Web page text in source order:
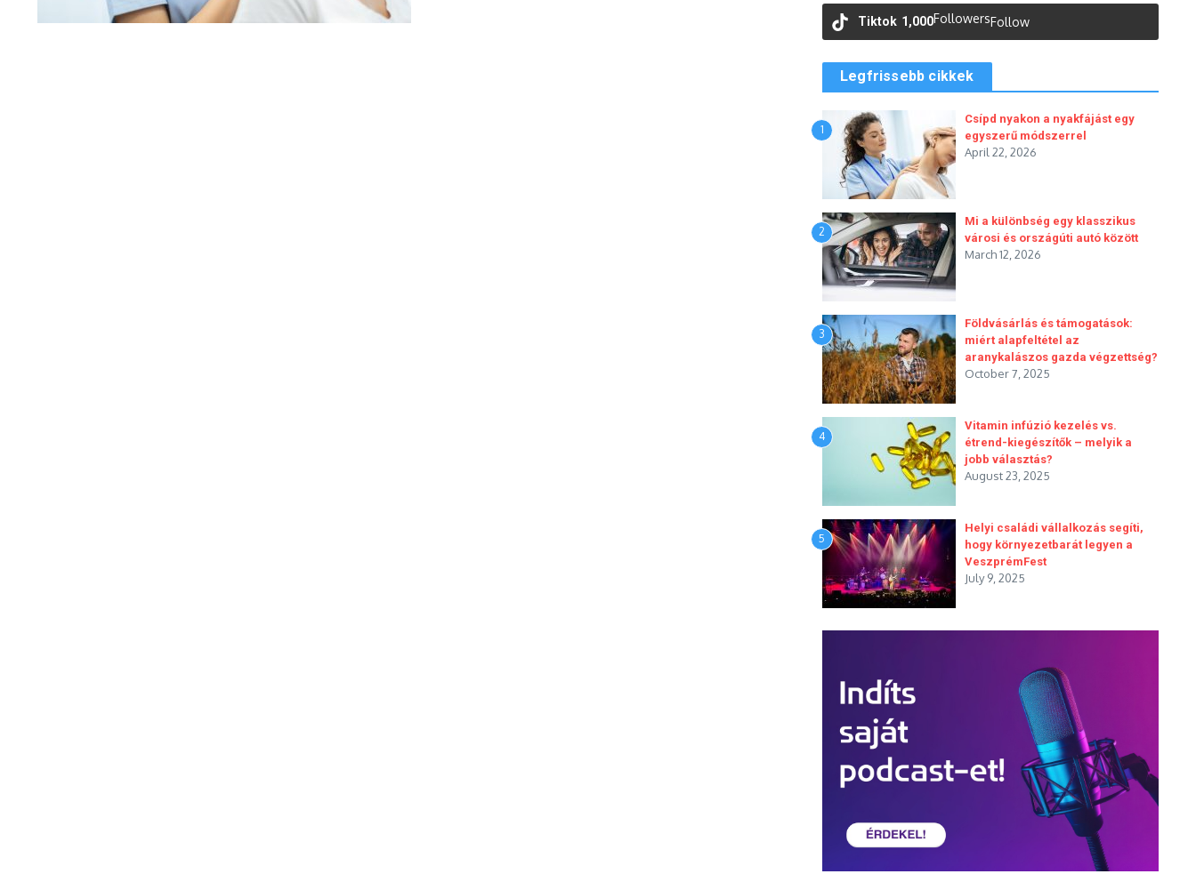
Tiktok 1,000FollowersFollow
Legfrissebb cikkek
1
Csípd nyakon a nyakfájást egy
egyszerű módszerrel
April 22, 2026
2
Mi a különbség egy klasszikus
városi és országúti autó között
March 12, 2026
3
Földvásárlás és támogatások:
miért alapfeltétel az
aranykalászos gazda végzettség?
October 7, 2025
4
Vitamin infúzió kezelés vs.
étrend-kiegészítők – melyik a
jobb választás?
August 23, 2025
5
Helyi családi vállalkozás segíti,
hogy környezetbarát legyen a
VeszprémFest
July 9, 2025